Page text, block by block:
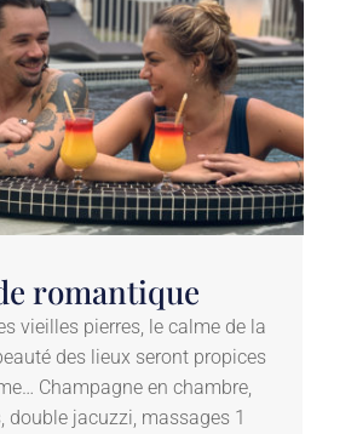
romantique
vieilles pierres, le calme de la
des lieux seront propices
Champagne en chambre,
double jacuzzi, massages 1